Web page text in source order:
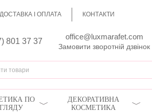
ДОСТАВКА І ОПЛАТА КОНТАКТИ
801 37 37
office@luxmarafet.com
Замовити зворотній дзвінок
ПО
ДЕКОРАТИВНА
КОСМЕТИКА